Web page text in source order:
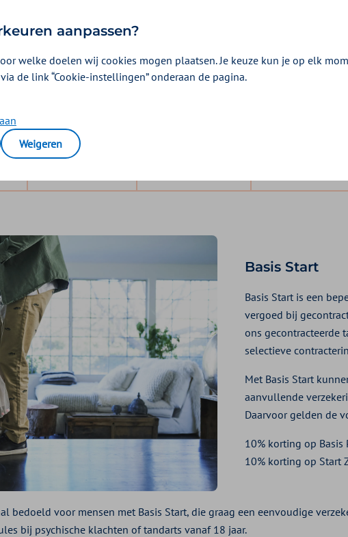
en hun gezinsleden zelf hoeveel premie zij betalen. Men kan
heeft men vrije keuze uit het eigen risico en de aanvullende
uitstekende dienstverlening.
bij het kiezen van de juiste zorgverzekering? Dan kan de handige
Basis Start
Basis Start is een
vergoed bij
ons gecontracteerde
selectieve
Met Basis Start
aanvullende
Daarvoor gelden de
10% korting op
10% korting op Start
bedoeld voor mensen met Basis Start, die graag een eenvoudige
bij psychische klachten of tandarts vanaf 18 jaar.
aanpassen?
welke doelen wij cookies mogen plaatsen. Je keuze kun je op elk
de link “Cookie-instellingen” onderaan de pagina.
Weigeren